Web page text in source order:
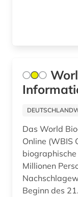
botanik (2)
brake (1)
bremen (3)
brief (2)
Ungarn (7)
Das World
Online (WBIS
Millionen
Beginn des